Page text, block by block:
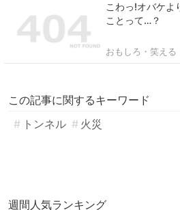
こわっ!オバケよ
ことって…？
おもしろ・笑える
この記事に関するキーワード
トンネル
火災
週間人気ランキング